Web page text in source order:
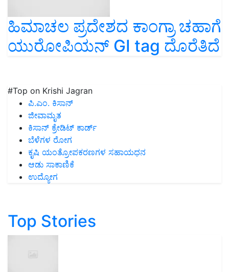
ಹಿಮಾಚಲ ಪ್ರದೇಶದ ಕಾಂಗ್ರಾ ಚಹಾಗೆ
ಯುರೋಪಿಯನ್ GI tag ದೊರೆತಿದೆ
#Top on Krishi Jagran
ಪಿ.ಎಂ. ಕಿಸಾನ್
ಜೀವಾಮೃತ
ಕಿಸಾನ್ ಕ್ರೇಡಿಟ್ ಕಾರ್ಡ್
ಬೆಳೆಗಳ ರೋಗ
ಕೃಷಿ ಯಂತ್ರೋಪಕರಣಗಳ ಸಹಾಯಧನ
ಆಡು ಸಾಕಾಣಿಕೆ
ಉದ್ಯೋಗ
Top Stories